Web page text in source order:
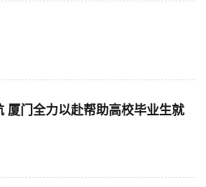
厦门全力以赴帮助高校毕业生就